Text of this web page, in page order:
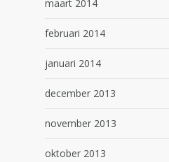
maart 2014
februari 2014
januari 2014
december 2013
november 2013
oktober 2013